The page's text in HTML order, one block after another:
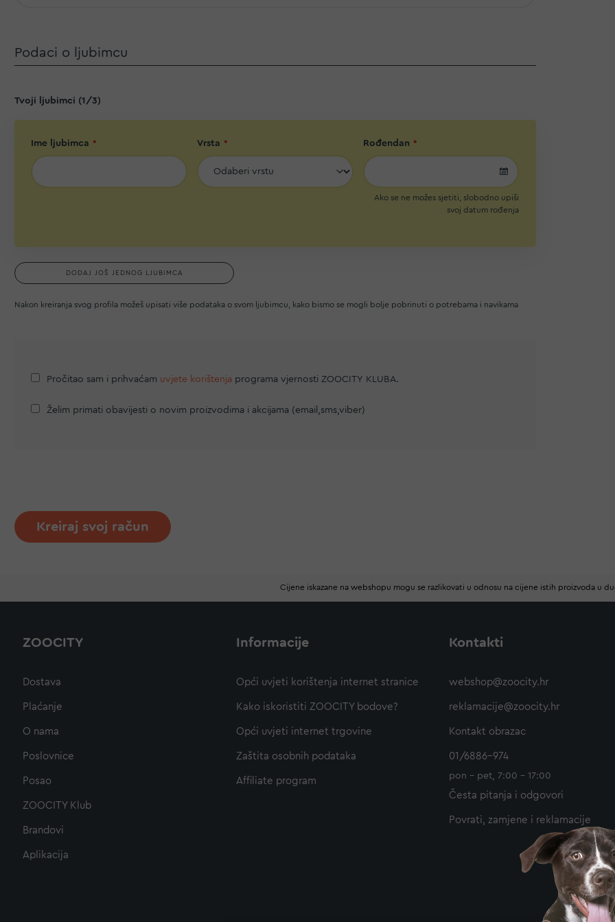
Podaci o ljubimcu
Tvoji ljubimci (1 /3)
Ime ljubimca Vrsta Rođendan
undefined
Ako se ne možes sjetiti, slobodno upiši
svoj datum rođenja
DODAJ JOŠ JEDNOG LJUBIMCA
Nakon kreiranja svog profila možeš upisati više podataka o svom ljubimcu, kako bismo se mogli bolje pobrinuti o potrebama i navikama
Pročitao sam i prihvaćam uvjete korištenja programa vjernosti ZOOCITY KLUBA.
Želim primati obavijesti o novim proizvodima i akcijama (email,sms,viber)
Kreiraj svoj račun
Cijene iskazane na webshopu mogu se razlikovati u odnosu na cijene istih proizvoda u
ZOOCITY
Dostava
Plaćanje
O nama
Poslovnice
Posao
ZOOCITY Klub
Brandovi
Aplikacija
Informacije
Opći uvjeti korištenja internet stranice
Kako iskoristiti ZOOCITY bodove?
Opći uvjeti internet trgovine
Zaštita osobnih podataka
Affiliate program
Kontakti
webshop@zoocity.hr
reklamacije@zoocity.hr
Kontakt obrazac
01/6886-974
pon - pet, 7:00 - 17:00
Česta pitanja i odgovori
Povrati, zamjene i reklamacije